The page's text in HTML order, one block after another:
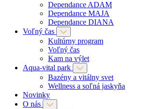
Dependance ADAM
Dependance MAJA
Dependance DIANA
Voľný čas
Kultúrny program
Voľný čas
Kam na výlet
Aqua-vital park
Bazény a vitálny svet
Wellness a soľná jaskyňa
Novinky
O nás